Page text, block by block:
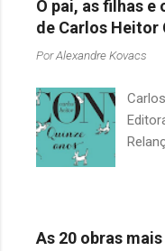
a
como
nós?
O pai, as filhas
de Carlos Heitor
PorAlexandre Kovacs
com
As 20 obras